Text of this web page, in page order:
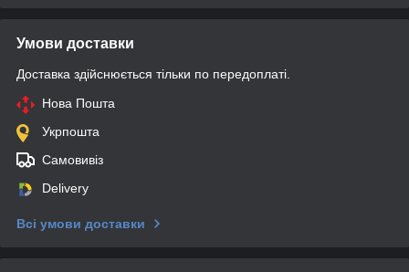
Умови доставки
Доставка здійснюється тільки по передоплаті.
Нова Пошта
Укрпошта
Самовивіз
Delivery
Всі умови доставки